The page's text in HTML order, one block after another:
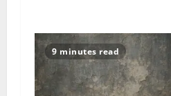
9 minutes read